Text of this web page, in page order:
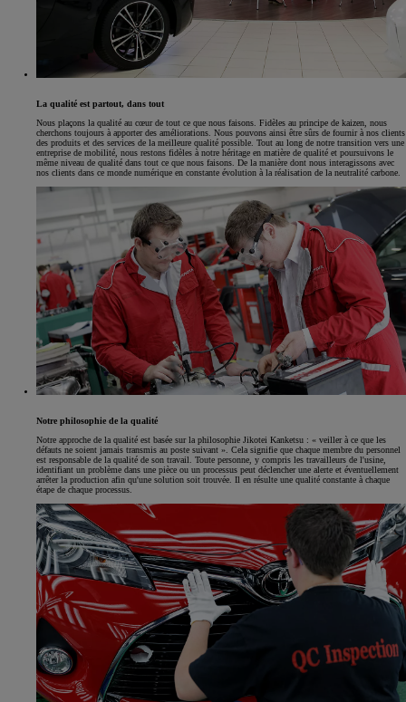
La qualité est partout, dans tout
Nous plaçons la qualité au cœur de tout ce que nous faisons. Fidèles au principe de kaizen, nous
cherchons toujours à apporter des améliorations. Nous pouvons ainsi être sûrs de fournir à nos clients
des produits et des services de la meilleure qualité possible. Tout au long de notre transition vers une
entreprise de mobilité, nous restons fidèles à notre héritage en matière de qualité et poursuivons le
même niveau de qualité dans tout ce que nous faisons. De la manière dont nous interagissons avec
nos clients dans ce monde numérique en constante évolution à la réalisation de la neutralité carbone.
Notre philosophie de la qualité
Notre approche de la qualité est basée sur la philosophie Jikotei Kanketsu : « veiller à ce que les
défauts ne soient jamais transmis au poste suivant ». Cela signifie que chaque membre du personnel
est responsable de la qualité de son travail. Toute personne, y compris les travailleurs de l'usine,
identifiant un problème dans une pièce ou un processus peut déclencher une alerte et éventuellement
arrêter la production afin qu'une solution soit trouvée. Il en résulte une qualité constante à chaque
étape de chaque processus.